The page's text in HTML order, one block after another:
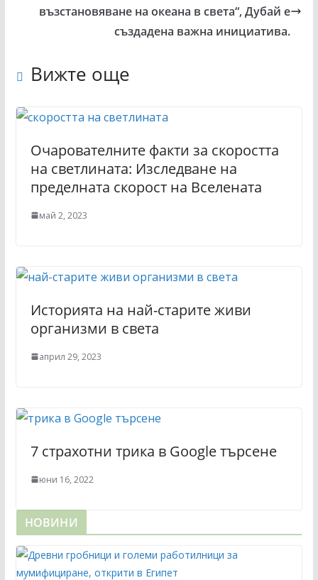
възстановяване на океана в света“, Дубай е
създадена важна инициатива.
Вижте още
Очарователните факти за скоростта
на светлината: Изследване на
пределната скорост на Вселената
май 2, 2023
Историята на най-старите живи
организми в света
април 29, 2023
7 страхотни трика в Google търсене
юни 16, 2022
НОВИНИ